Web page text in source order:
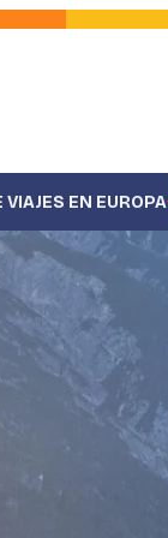
VIAJES EN EUROPA